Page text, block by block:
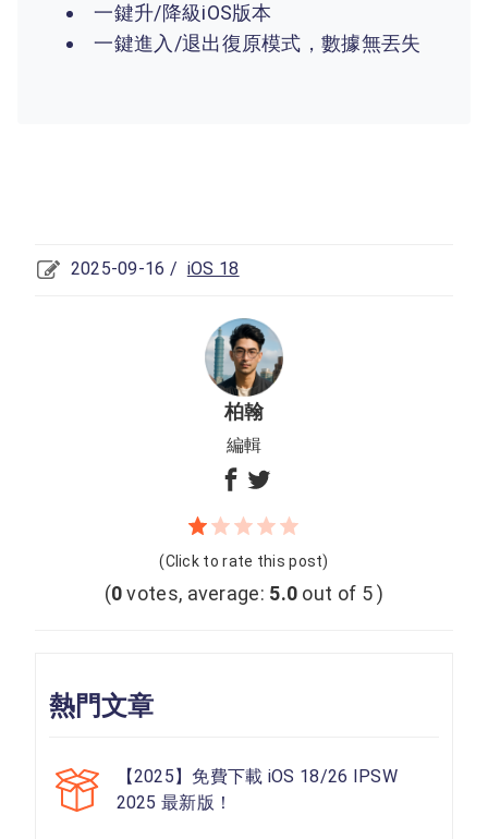
一鍵升/降級iOS版本
一鍵進入/退出復原模式，數據無丟失
2025-09-16 / iOS 18
柏翰
編輯
(Click to rate this post)
(0votes, average: 5.0 out of 5 )
熱門文章
【2025】免費下載 iOS 18/26 IPSW
2025 最新版！